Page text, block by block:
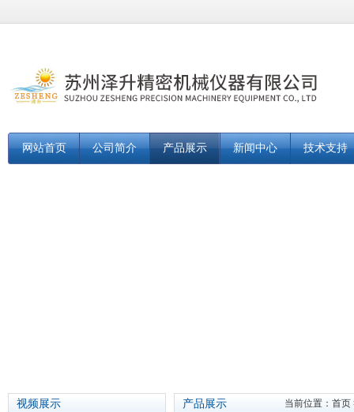
网站首页 公司简介 产品展示 新闻中心 技术支持
视频展示 产品展示 当前位置： 首页